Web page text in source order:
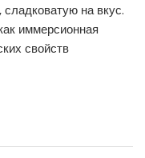
на вкус.
иммерсионная
свойств